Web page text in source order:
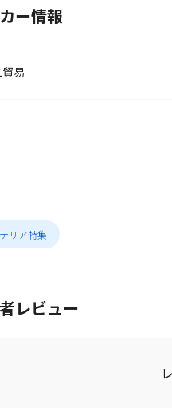
ー情報
貿易
リア特集
レビュー